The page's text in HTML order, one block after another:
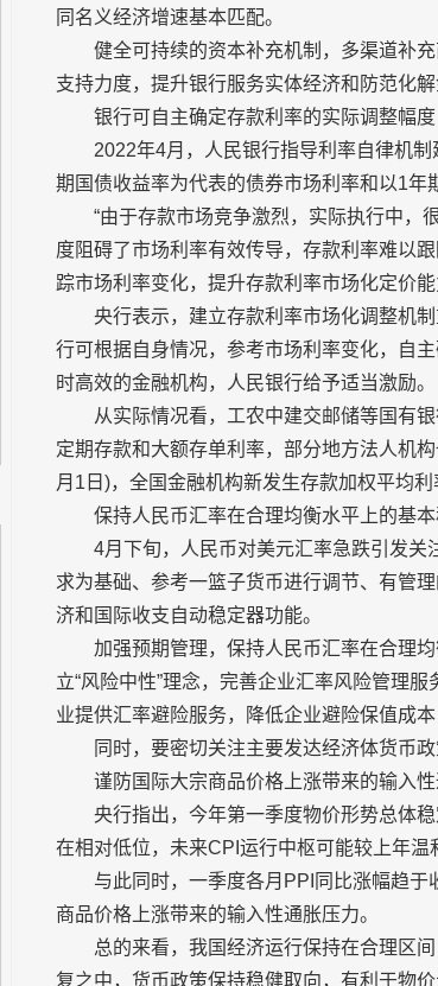
同名义经济增速基本匹配。
健全可持续的资本补充机制，多渠道补
支持力度，提升银行服务实体经济和防范化解
银行可自主确定存款利率的实际调整幅度
2022年4月，人民银行指导利率自律机
期国债收益率为代表的债券市场利率和以1年
“由于存款市场竞争激烈，实际执行中，
度阻碍了市场利率有效传导，存款利率难以
踪市场利率变化，提升存款利率市场化定价
央行表示，建立存款利率市场化调整机
行可根据自身情况，参考市场利率变化，自
时高效的金融机构，人民银行给予适当激励。
从实际情况看，工农中建交邮储等国有
定期存款和大额存单利率，部分地方法人机
月1日)，全国金融机构新发生存款加权平均
保持人民币汇率在合理均衡水平上的基
4月下旬，人民币对美元汇率急跌引发
求为基础、参考一篮子货币进行调节、有管
济和国际收支自动稳定器功能。
加强预期管理，保持人民币汇率在合理
立“风险中性”理念，完善企业汇率风险管理
业提供汇率避险服务，降低企业避险保值成
同时，要密切关注主要发达经济体货币
谨防国际大宗商品价格上涨带来的输入
央行指出，今年第一季度物价形势总体
在相对低位，未来CPI运行中枢可能较上年温
与此同时，一季度各月PPI同比涨幅趋
商品价格上涨带来的输入性通胀压力。
总的来看，我国经济运行保持在合理区
复之中，货币政策保持稳健取向，有利于物价